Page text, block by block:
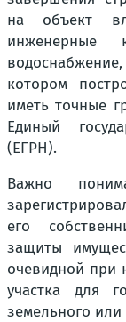
на объект
инженерные
котором
иметь точные
Единый
(ЕГРН).
Важно
его
защиты
очевидной при
участка для
земельного